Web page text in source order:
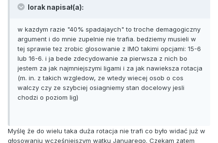
lorak napisał(a):
w kazdym razie "40% spadajaych" to troche demagogiczny
argument i do mnie zupelnie nie trafia. bedziemy musieli w
tej sprawie tez zrobic glosowanie z IMO takimi opcjami: 15-6
lub 16-6. i ja bede zdecydowanie za pierwsza z nich bo
jestem za jak najmniejszymi ligami i za jak nawieksza rotacja
(m. in. z takich wzgledow, ze wtedy wiecej osob o cos
walczy czy ze szybciej osiagniemy stan docelowy jesli
chodzi o poziom lig)
Myślę że do wielu taka duża rotacja nie trafi co było widać już w
głosowaniu wcześniejszym wątku Januarego. Czekam zatem